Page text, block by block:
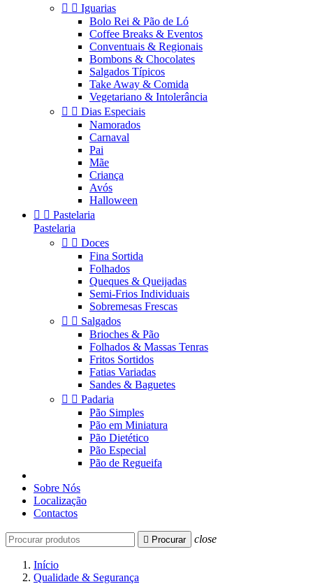
  Iguarias
Bolo Rei & Pão de Ló
Coffee Breaks & Eventos
Conventuais & Regionais
Bombons & Chocolates
Salgados Típicos
Take Away & Comida
Vegetariano & Intolerância
  Dias Especiais
Namorados
Carnaval
Pai
Mãe
Criança
Avós
Halloween
  Pastelaria
Pastelaria
  Doces
Fina Sortida
Folhados
Queques & Queijadas
Semi-Frios Individuais
Sobremesas Frescas
  Salgados
Brioches & Pão
Folhados & Massas Tenras
Fritos Sortidos
Fatias Variadas
Sandes & Baguetes
  Padaria
Pão Simples
Pão em Miniatura
Pão Dietético
Pão Especial
Pão de Regueifa
Sobre Nós
Localização
Contactos
 Procurar close
Início
Qualidade & Segurança